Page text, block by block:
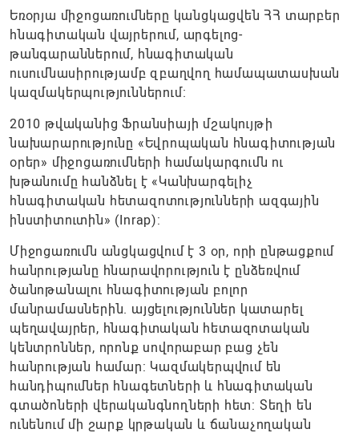
Եռօրյա միջոցառումները կանցկացվեն ՀՀ տարբեր
հնագիտական վայրերում, արգելոց-
թանգարաններում, հնագիտական
ուսումնասիրությամբ զբաղվող համապատասխան
կազմակերպություններում։
2010 թվականից Ֆրանսիայի մշակույթի
նախարարությունը «Եվրոպական հնագիտության
օրեր» միջոցառումների համակարգումն ու
խթանումը հանձնել է «Կանխարգելիչ
հնագիտական ​​հետազոտությունների ազգային
ինստիտուտին» (Inrap):
Միջոցառումն անցկացվում է 3 օր, որի ընթացքում
հանրությանը հնարավորություն է ընձեռվում
ծանոթանալու հնագիտության բոլոր
մանրամասներին. այցելություններ կատարել
պեղավայրեր, հնագիտական հետազոտական ​​
կենտրոններ, որոնք սովորաբար բաց չեն
հանրության համար: Կազմակերպվում են
հանդիպումներ հնագետների և հնագիտական
գտածոների վերականգնողների հետ: Տեղի են
ունենում մի շարք կրթական և ճանաչողական